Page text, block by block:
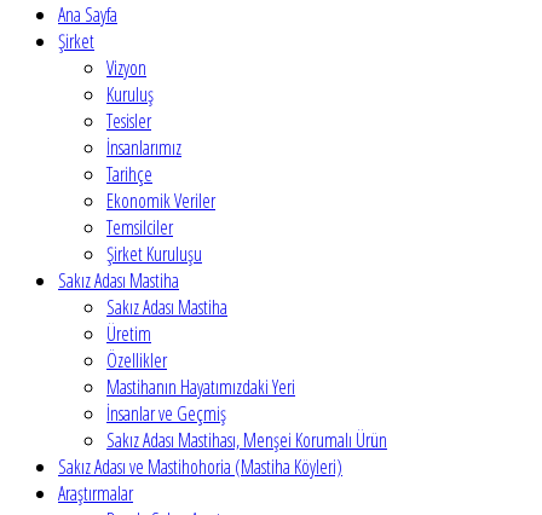
Ana Sayfa
Şirket
Vizyon
Kuruluş
Tesisler
İnsanlarımız
Tarihçe
Ekonomik Veriler
Temsilciler
Şirket Kuruluşu
Sakız Adası Mastiha
Sakız Adası Mastiha
Üretim
Özellikler
Mastihanın Hayatımızdaki Yeri
İnsanlar ve Geçmiş
Sakız Adası Mastihası, Menşei Korumalı Ürün
Sakız Adası ve Mastihohoria (Mastiha Köyleri)
Araştırmalar